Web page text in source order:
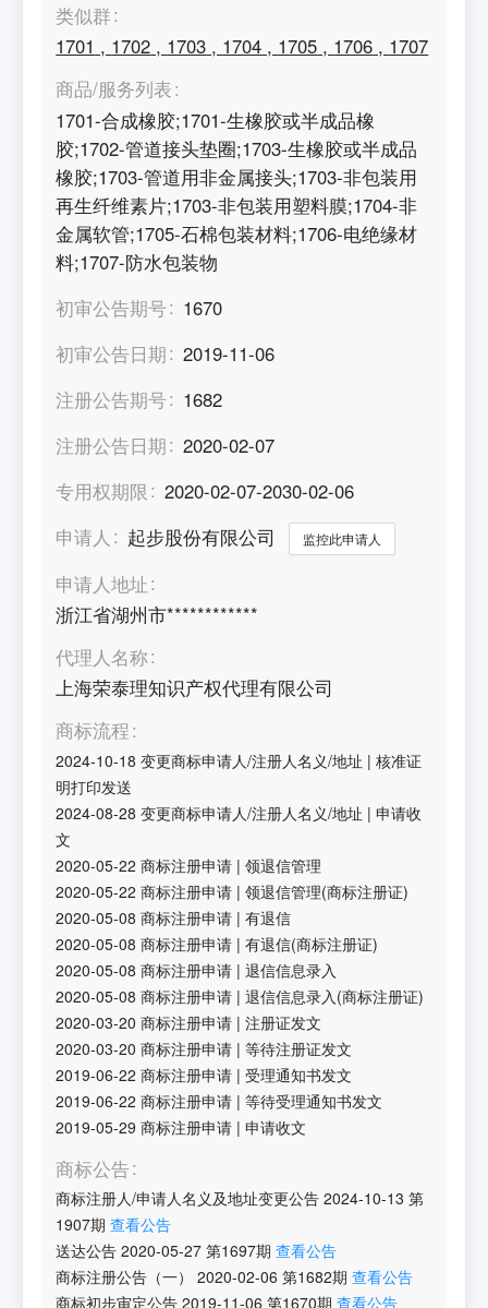
类似群
1701 , 1702 , 1703 , 1704 , 1705 , 1706 , 1707
商品/服务列表
1701-合成橡胶;1701-生橡胶或半成品橡
胶;1702-管道接头垫圈;1703-生橡胶或半成品
橡胶;1703-管道用非金属接头;1703-非包装用
再生纤维素片;1703-非包装用塑料膜;1704-非
金属软管;1705-石棉包装材料;1706-电绝缘材
料;1707-防水包装物
初审公告期号
1670
初审公告日期
2019-11-06
注册公告期号
1682
注册公告日期
2020-02-07
专用权期限
2020-02-07-2030-02-06
申请人
起步股份有限公司 监控此申请人
申请人地址
浙江省湖州市************
代理人名称
上海荣泰理知识产权代理有限公司
商标流程
2024-10-18 变更商标申请人/注册人名义/地址 |核准证
明打印发送
2024-08-28 变更商标申请人/注册人名义/地址 |申请收
文
2020-05-22 商标注册申请 |领退信管理
2020-05-22 商标注册申请 |领退信管理(商标注册证)
2020-05-08 商标注册申请 |有退信
2020-05-08 商标注册申请 |有退信(商标注册证)
2020-05-08 商标注册申请 |退信信息录入
2020-05-08 商标注册申请 |退信信息录入(商标注册证)
2020-03-20 商标注册申请 |注册证发文
2020-03-20 商标注册申请 |等待注册证发文
2019-06-22 商标注册申请 |受理通知书发文
2019-06-22 商标注册申请 |等待受理通知书发文
2019-05-29 商标注册申请 |申请收文
商标公告
商标注册人/申请人名义及地址变更公告 2024-10-13 第
1907期 查看公告
送达公告 2020-05-27 第1697期 查看公告
商标注册公告（一）
2020-02-06 第1682期 查看公告
商标初步审定公告 2019-11-06 第1670期 查看公告